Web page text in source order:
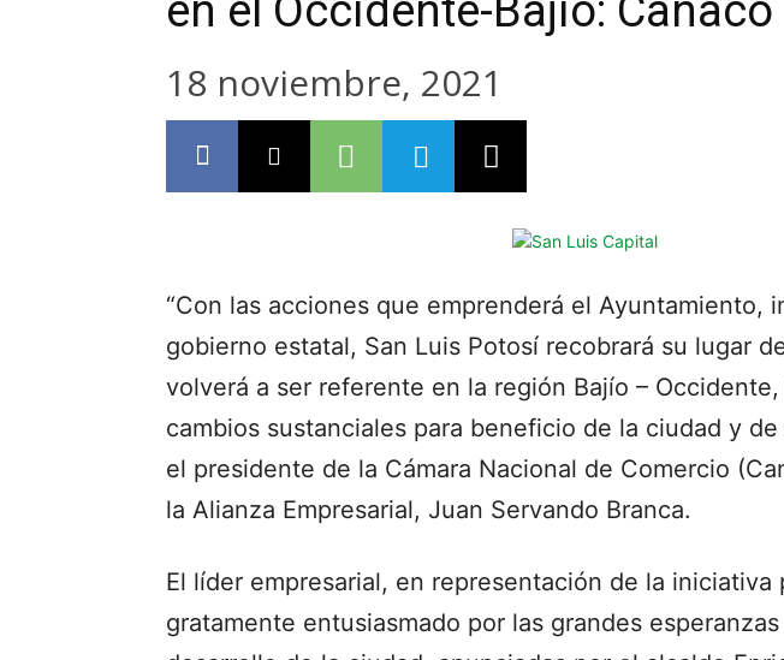
en el Occidente-Bajío: Canaco
18 noviembre, 2021
“Con las acciones que emprenderá el Ayuntamiento,
gobierno estatal, San Luis Potosí recobrará su lugar
volverá a ser referente en la región Bajío –
cambios sustanciales para beneficio de la ciudad y
el presidente de la Cámara Nacional de Comercio
la Alianza Empresarial, Juan Servando Branca.
El líder empresarial, en representación de la iniciativa
gratamente entusiasmado por las grandes